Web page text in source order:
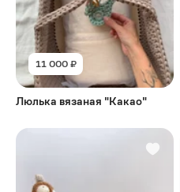
11 000 ₽
Люлька вязаная "Какао"